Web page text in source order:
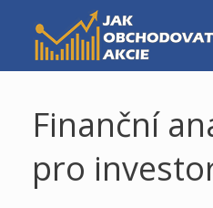
content
Finanční
pro